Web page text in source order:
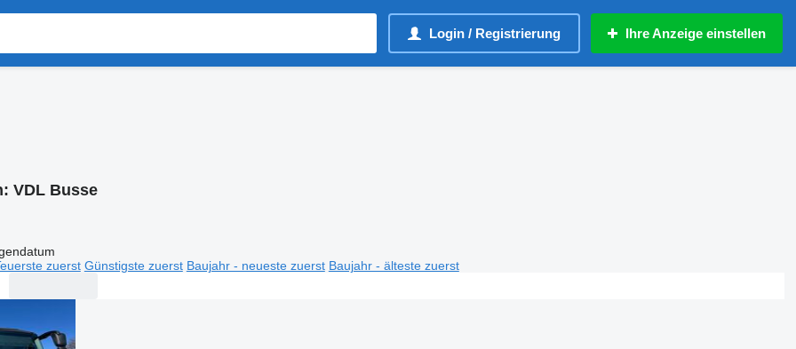
Login / Registrierung Ihre Anzeige einstellen
VDL Busse
zuerst Günstigste zuerst Baujahr - neueste zuerst Baujahr - älteste zuerst